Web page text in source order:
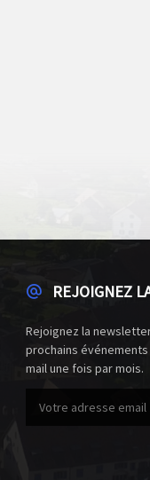
REJOIGNEZ
Rejoignez la
prochains
mail une fois par mois.